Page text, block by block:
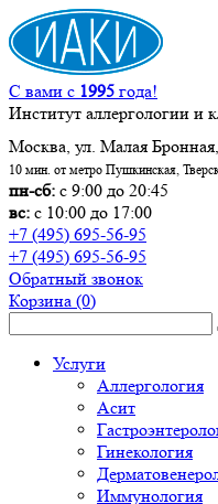
С вами с 1995 года!
Институт аллергологии и
Москва, ул. Малая
10 мин. от метро Пушкинская,
пн-сб: с 9:00 до 20:45
вс: с 10:00 до 17:00
+7 (495) 695-56-95
+7 (495) 695-56-95
Обратный звонок
Корзина (0)
Услуги
Аллергология
Асит
Гинекология
Иммунология